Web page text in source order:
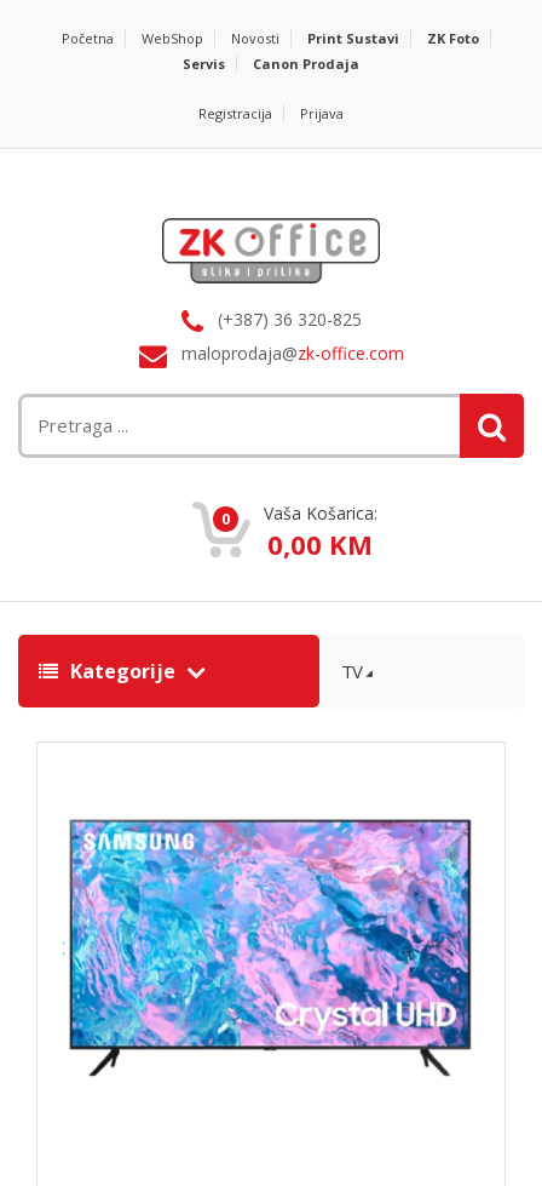
Početna WebShop Novosti Print Sustavi
ZK Foto
Servis
Canon Prodaja
Registracija Prijava
(+387) 36 320-825
maloprodaja@zk-office.com
0 Vaša Košarica:
0,00 KM
Kategorije TV